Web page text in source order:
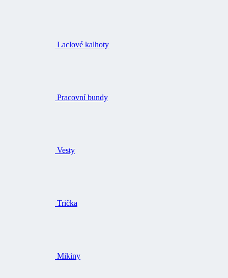
Laclové kalhoty
Pracovní bundy
Vesty
Trička
Mikiny